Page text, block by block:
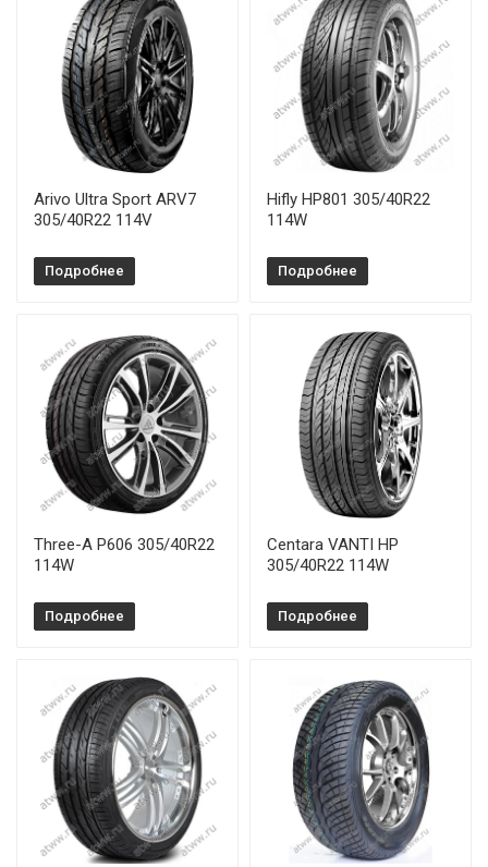
Arivo Ultra Sport ARV7
305/40R22 114V
Подробнее
Hifly HP801 305/40R22
114W
Подробнее
Three-A P606 305/40R22
114W
Подробнее
Centara VANTI HP
305/40R22 114W
Подробнее